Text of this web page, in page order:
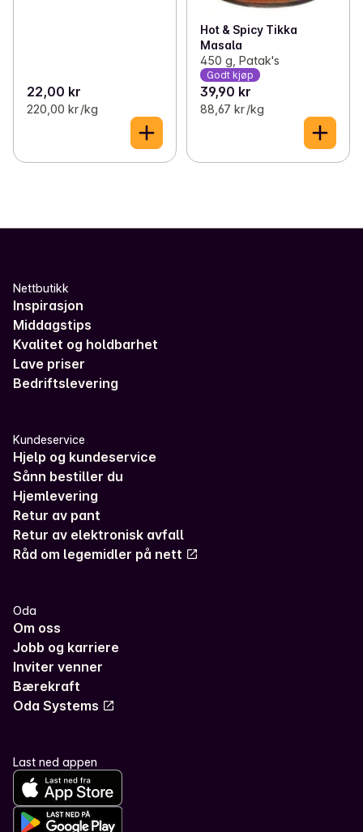
22,00 kr
220,00 kr /kg
Hot & Spicy Tikka
Masala
450 g, Patak's
Godt kjøp
39,90 kr
88,67 kr /kg
Nettbutikk
Inspirasjon
Middagstips
Kvalitet og holdbarhet
Lave priser
Bedriftslevering
Kundeservice
Hjelp og kundeservice
Sånn bestiller du
Hjemlevering
Retur av pant
Retur av elektronisk avfall
Råd om legemidler på nett
Oda
Om oss
Jobb og karriere
Inviter venner
Bærekraft
Oda Systems
Last ned appen